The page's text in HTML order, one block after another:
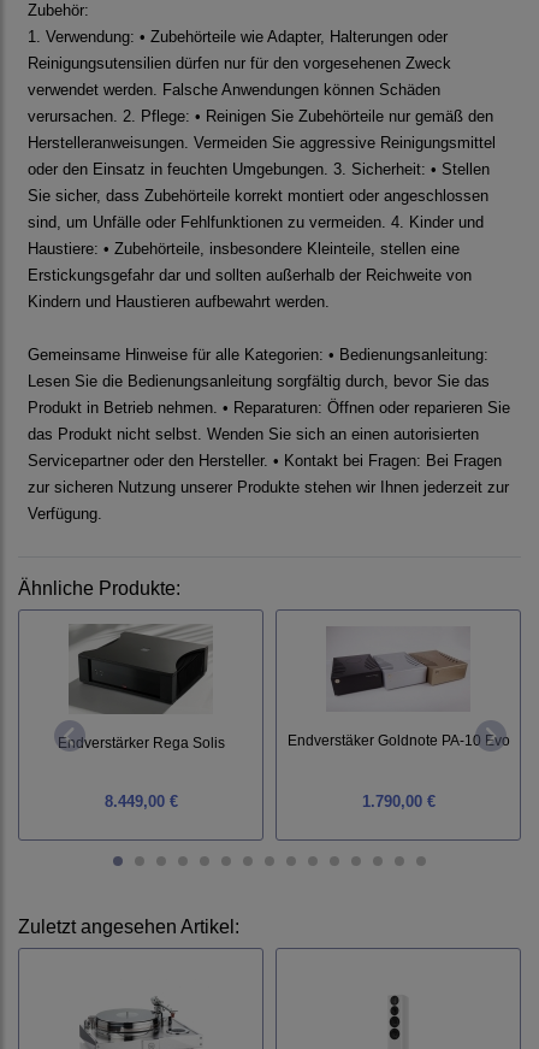
Zubehör:
1. Verwendung: • Zubehörteile wie Adapter, Halterungen oder
Reinigungsutensilien dürfen nur für den vorgesehenen Zweck
verwendet werden. Falsche Anwendungen können Schäden
verursachen. 2. Pflege: • Reinigen Sie Zubehörteile nur gemäß den
Herstelleranweisungen. Vermeiden Sie aggressive Reinigungsmittel
oder den Einsatz in feuchten Umgebungen. 3. Sicherheit: • Stellen
Sie sicher, dass Zubehörteile korrekt montiert oder angeschlossen
sind, um Unfälle oder Fehlfunktionen zu vermeiden. 4. Kinder und
Haustiere: • Zubehörteile, insbesondere Kleinteile, stellen eine
Erstickungsgefahr dar und sollten außerhalb der Reichweite von
Kindern und Haustieren aufbewahrt werden.
Gemeinsame Hinweise für alle Kategorien: • Bedienungsanleitung:
Lesen Sie die Bedienungsanleitung sorgfältig durch, bevor Sie das
Produkt in Betrieb nehmen. • Reparaturen: Öffnen oder reparieren Sie
das Produkt nicht selbst. Wenden Sie sich an einen autorisierten
Servicepartner oder den Hersteller. • Kontakt bei Fragen: Bei Fragen
zur sicheren Nutzung unserer Produkte stehen wir Ihnen jederzeit zur
Verfügung.
Ähnliche Produkte:
Endverstärker Rega Solis
8.449,00 €
Endverstäker Goldnote PA-10 Evo
1.790,00 €
Zuletzt angesehen Artikel: